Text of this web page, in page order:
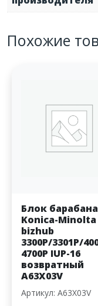
Похожие
Блок барабана
Konica-Minolta
bizhub
3300P/3301P/
4700P IUP-16
возвратный
A63X03V
Артикул: A63X03V